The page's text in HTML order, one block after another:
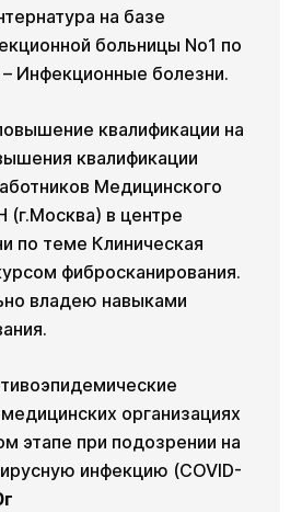
на базе
больницы No1 по
– Инфекционные болезни.
квалификации на
квалификации
Медицинского
(г.Москва) в центре
по теме Клиническая
фибросканирования.
владею навыками
организациях
этапе при подозрении на
инфекцию (COVID-